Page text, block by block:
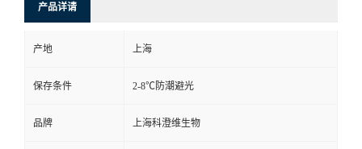
产品详请
产地 上海
保存条件 2-8℃防潮避光
品牌 上海科澄维生物